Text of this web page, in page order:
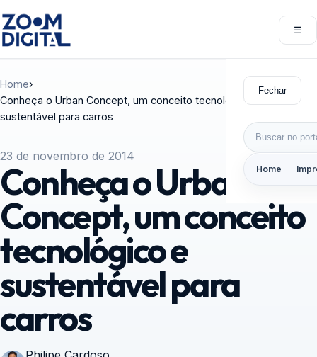
☰
Fechar
Buscar por:
Home
Home›
Conheça o Urban Concept, um conceito tecnológico e
sustentável para carros
23 de novembro de 2014
Conheça o Urban
Concept, um conceito
tecnológico e
sustentável para
carros